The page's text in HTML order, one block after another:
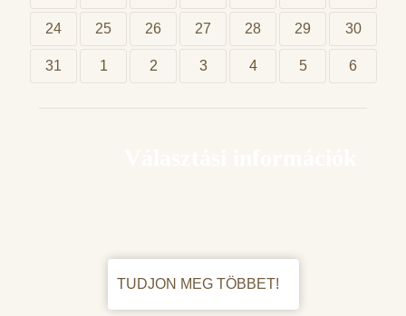
24 25 26 27 28 29 30
31 1 2 3 4 5 6
TUDJON MEG TÖBBET!